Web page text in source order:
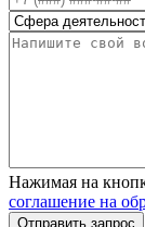
Нажимая на
соглашение на
Отправить запрос